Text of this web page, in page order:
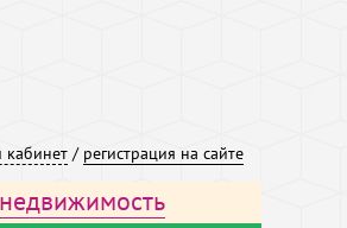
кабинет / регистрация на сайте
недвижимость